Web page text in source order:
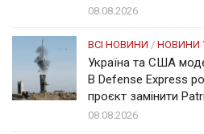
08.08.2026
ВСІ НОВИНИ / НОВИНИ
Україна та США
В Defense Express
проєкт замінити
08.08.2026